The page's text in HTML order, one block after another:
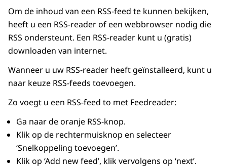
Om de inhoud van een RSS-feed te kunnen bekijken,
heeft u een RSS-reader of een webbrowser nodig die
RSS ondersteunt. Een RSS-reader kunt u (gratis)
downloaden van internet.
Wanneer u uw RSS-reader heeft geïnstalleerd, kunt u
naar keuze RSS-feeds toevoegen.
Zo voegt u een RSS-feed to met Feedreader:
Ga naar de oranje RSS-knop.
Klik op de rechtermuisknop en selecteer
‘Snelkoppeling toevoegen’.
Klik op ‘Add new feed’, klik vervolgens op ‘next’.